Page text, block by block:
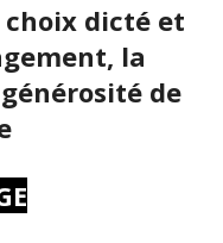
choix dicté et
la
de